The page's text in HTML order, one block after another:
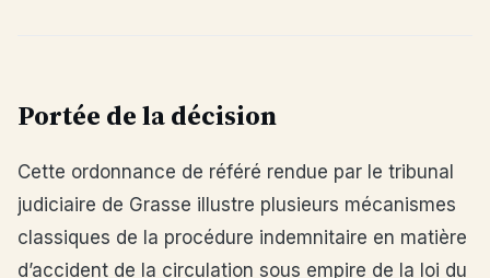
Portée de la décision
Cette ordonnance de référé rendue par le tribunal
judiciaire de Grasse illustre plusieurs mécanismes
classiques de la procédure indemnitaire en matière
d’accident de la circulation sous empire de la loi du